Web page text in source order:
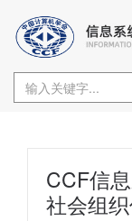
CCF信
社会组